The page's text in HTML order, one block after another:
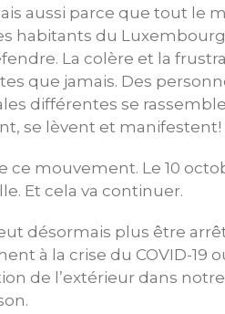
aussi parce que tout
habitants du
La colère et la
que jamais. Des
différentes se
se lèvent et manifestent!
ce mouvement. Le 10
Et cela va continuer.
désormais plus être
à la crise du COVID-19
de l’extérieur dans